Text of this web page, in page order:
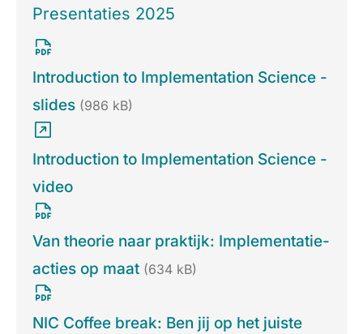
Presentaties 2025
Introduction to Implementation Science -
slides (986 kB)
Introduction to Implementation Science -
video
Van theorie naar praktijk: Implementatie-
acties op maat (634 kB)
NIC Coffee break: Ben jij op het juiste